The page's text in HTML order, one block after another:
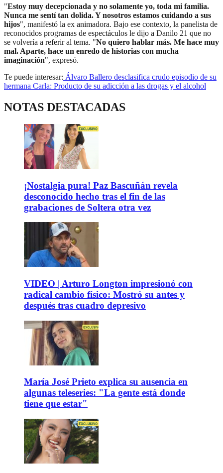
"Estoy muy decepcionada y no solamente yo, toda mi familia.
Nunca me sentí tan dolida. Y nosotros estamos cuidando a sus
hijos", manifestó la ex animadora. Bajo ese contexto, la panelista de
reconocidos programas de espectáculos le dijo a Danilo 21 que no
se volvería a referir al tema. "No quiero hablar más. Me hace muy
mal. Aparte, hace un enredo de historias con mucha
imaginación", expresó.
Te puede interesar: Álvaro Ballero desclasifica crudo episodio de su
hermana Carla: Producto de su adicción a las drogas y el alcohol
NOTAS DESTACADAS
¡Nostalgia pura! Paz Bascuñán revela
desconocido hecho tras el fin de las
grabaciones de Soltera otra vez
VIDEO | Arturo Longton impresionó con
radical cambio físico: Mostró su antes y
después tras cuadro depresivo
María José Prieto explica su ausencia en
algunas teleseries: "La gente está donde
tiene que estar"